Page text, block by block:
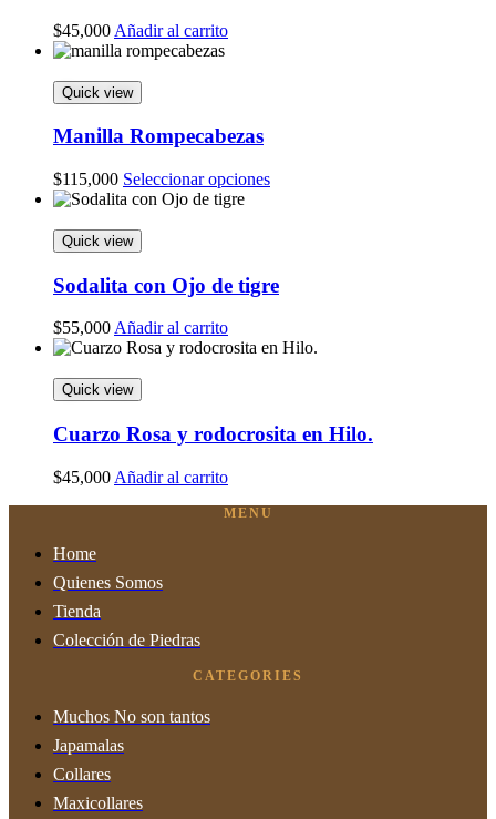
$45,000 Añadir al carrito
Quick view
Manilla Rompecabezas
$115,000 Seleccionar opcionesEste
opciones
pueden
elegir
de
Quick view
Sodalita con Ojo de tigre
$55,000Añadir al carrito
Quick view
Cuarzo Rosa y rodocrosita en Hilo.
$45,000 Añadir al carrito
MENU
Home
Quienes Somos
Tienda
Colección de Piedras
CATEGORIES
Muchos No son tantos
Japamalas
Collares
Maxicollares